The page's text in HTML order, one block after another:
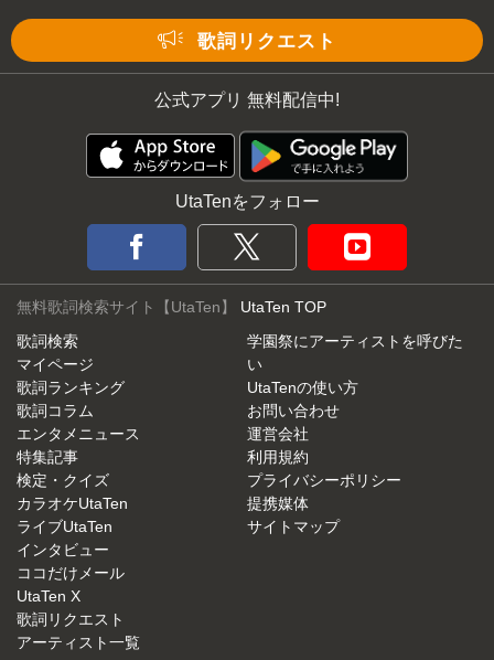
歌詞リクエスト
公式アプリ 無料配信中!
UtaTenをフォロー
無料歌詞検索サイト【UtaTen】 UtaTen TOP
歌詞検索
マイページ
歌詞ランキング
歌詞コラム
エンタメニュース
特集記事
検定・クイズ
カラオケUtaTen
ライブUtaTen
インタビュー
ココだけメール
UtaTen X
歌詞リクエスト
アーティスト一覧
学園祭にアーティストを呼びた
い
UtaTenの使い方
お問い合わせ
運営会社
利用規約
プライバシーポリシー
提携媒体
サイトマップ